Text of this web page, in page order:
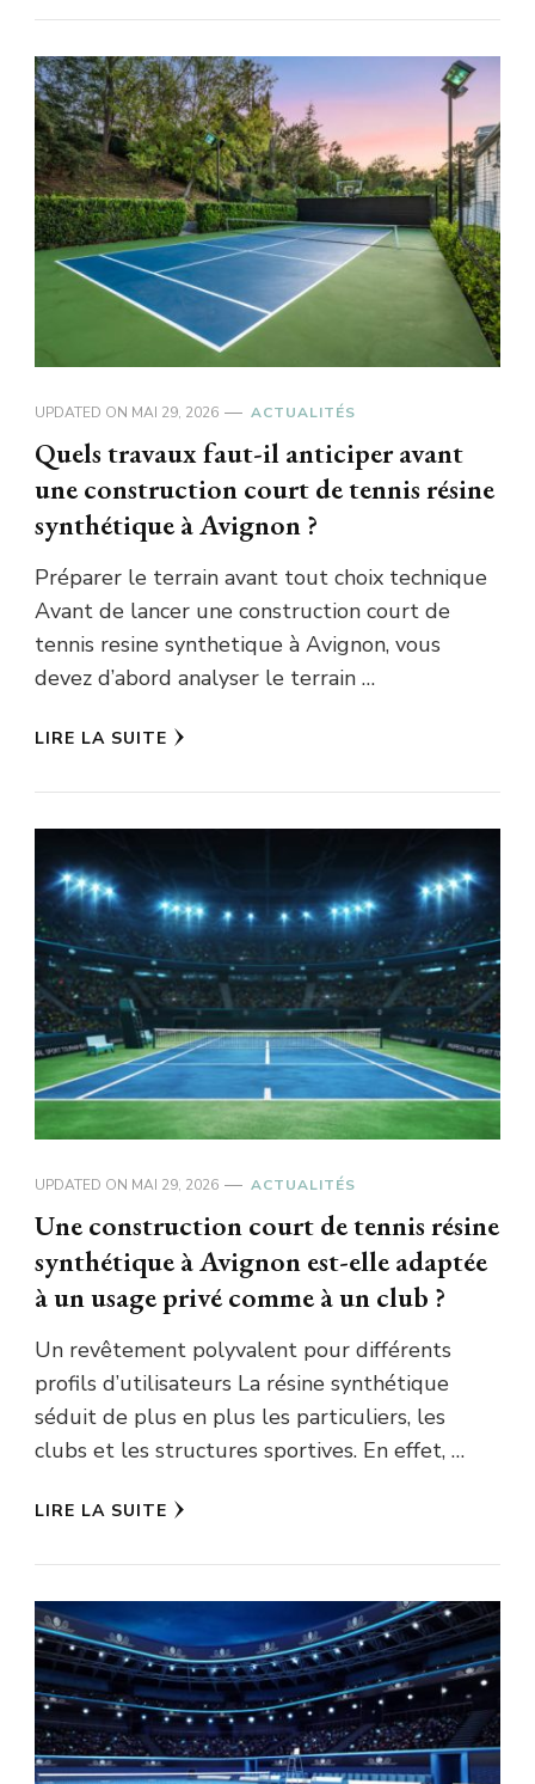
UPDATED ON MAI 29, 2026 ACTUALITÉS
Quels travaux faut-il anticiper avant
une construction court de tennis résine
synthétique à Avignon ?
Préparer le terrain avant tout choix technique
Avant de lancer une construction court de
tennis resine synthetique à Avignon, vous
devez d’abord analyser le terrain …
LIRE LA SUITE
UPDATED ON MAI 29, 2026 ACTUALITÉS
Une construction court de tennis résine
synthétique à Avignon est-elle adaptée
à un usage privé comme à un club ?
Un revêtement polyvalent pour différents
profils d’utilisateurs La résine synthétique
séduit de plus en plus les particuliers, les
clubs et les structures sportives. En effet, …
LIRE LA SUITE